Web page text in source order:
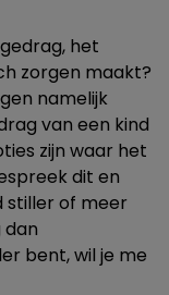
het
zorgen maakt?
namelijk
van een kind
zijn waar het
dit en
stiller of meer
dan
bent, wil je me